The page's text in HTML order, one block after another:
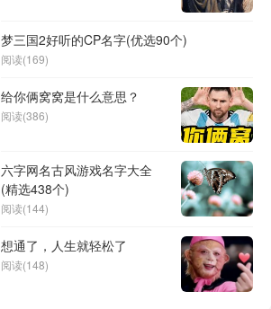
梦三国2好听的CP名字(优选90个)
阅读(169)
给你俩窝窝是什么意思？
阅读(386)
六字网名古风游戏名字大全
(精选438个)
阅读(144)
想通了，人生就轻松了
阅读(148)